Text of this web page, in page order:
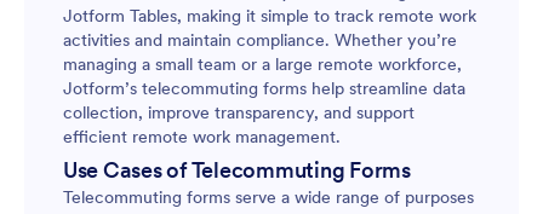
Jotform Tables, making it simple to track remote work
activities and maintain compliance. Whether you’re
managing a small team or a large remote workforce,
Jotform’s telecommuting forms help streamline data
collection, improve transparency, and support
efficient remote work management.
Use Cases of Telecommuting Forms
Telecommuting forms serve a wide range of purposes